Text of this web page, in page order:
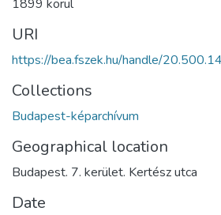
1899 körül
URI
https://bea.fszek.hu/handle/
Collections
Budapest-képarchívum
Geographical location
Budapest. 7. kerület. Kertész utca
Date